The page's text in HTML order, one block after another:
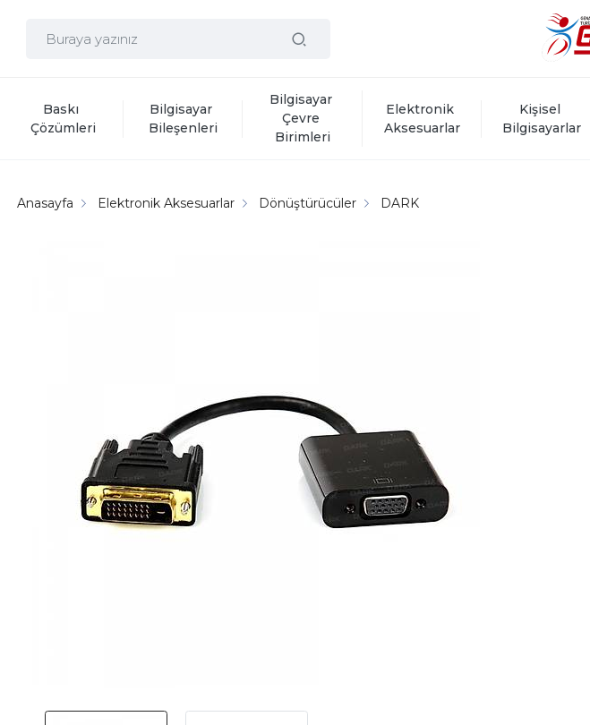
Baskı
Çözümleri
Bilgisayar
Bileşenleri
Bilgisayar
Çevre
Birimleri
Elektronik
Aksesuarlar
Kişisel
Bilgisayarlar
Anasayfa Elektronik Aksesuarlar Dönüştürücüler DARK